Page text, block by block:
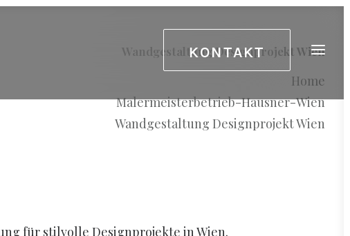
KONTAKT
Wandgestaltung Designprojekt Wien
Home
Malermeisterbetrieb-Hausner-Wien
Wandgestaltung Designprojekt Wien